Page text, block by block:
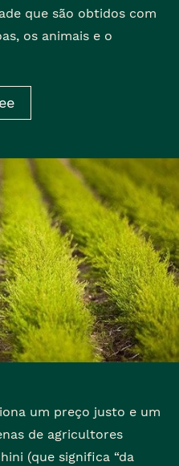
que são obtidos com
os animais e o
um preço justo e um
de agricultores
(que significa “da